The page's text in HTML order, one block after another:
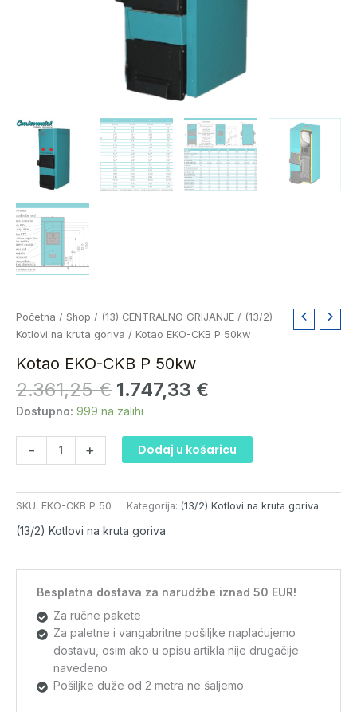
Početna / Shop / (13) CENTRALNO GRIJANJE / (13/2)
Kotlovi na kruta goriva / Kotao EKO-CKB P 50kw
Kotao EKO-CKB P 50kw
2.361,25€
Izvorna
cijena
je:
2.361,25 €.
1.747,33 €
Trenutna
cijena
Dostupno: 999 na zalihi
-
Kotao
EKO-
P
50kw
količina
+ Dodaj u košaricu
SKU: EKO-CKB P 50 Kategorija: (13/2) Kotlovi na kruta goriva
(13/2) Kotlovi na kruta goriva
Besplatna dostava za narudžbe iznad 50 EUR!
Za ručne pakete
Za paletne i vangabritne pošiljke naplaćujemo
dostavu, osim ako u opisu artikla nije drugačije
navedeno
Pošiljke duže od 2 metra ne šaljemo